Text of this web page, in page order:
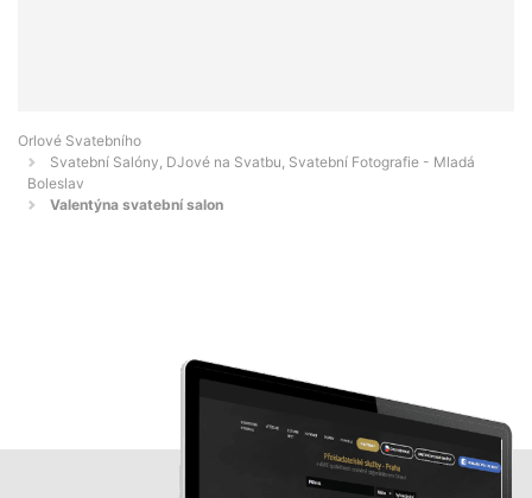
Orlové Svatebního
Svatební Salóny, DJové na Svatbu, Svatební Fotografie - Mladá
Boleslav
Valentýna svatební salon